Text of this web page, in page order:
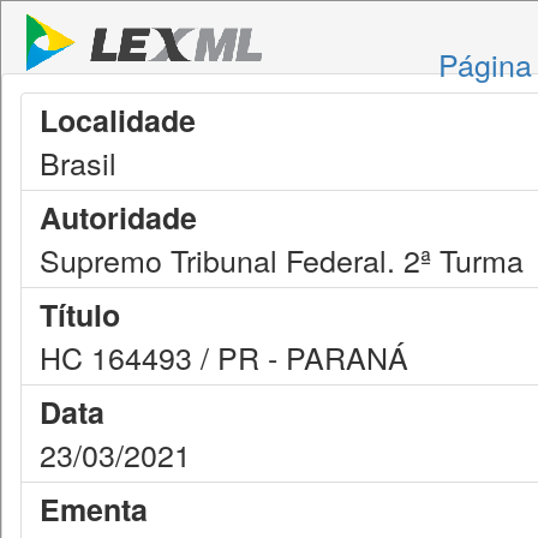
Localidade
Brasil
Autoridade
Supremo Tribunal Federal. 2ª Turma
Título
HC 164493 / PR - PARANÁ
Data
23/03/2021
Ementa